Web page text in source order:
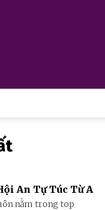
An Tự Túc Từ A
nằm trong top